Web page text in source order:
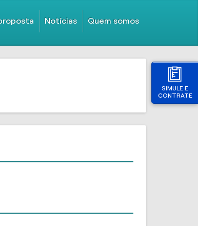
SIMULE E
CONTRATE
Notícias Quem somos